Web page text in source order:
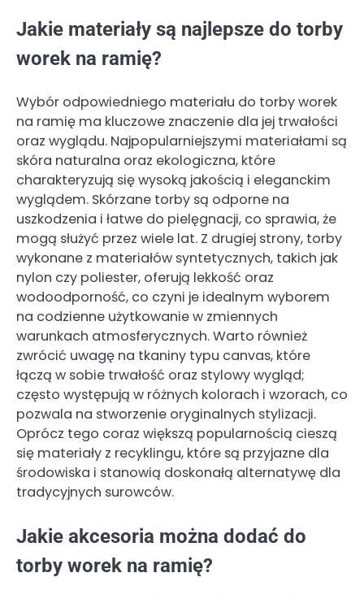
Jakie materiały są najlepsze do torby
worek na ramię?
Wybór odpowiedniego materiału do torby worek
na ramię ma kluczowe znaczenie dla jej trwałości
oraz wyglądu. Najpopularniejszymi materiałami są
skóra naturalna oraz ekologiczna, które
charakteryzują się wysoką jakością i eleganckim
wyglądem. Skórzane torby są odporne na
uszkodzenia i łatwe do pielęgnacji, co sprawia, że
mogą służyć przez wiele lat. Z drugiej strony, torby
wykonane z materiałów syntetycznych, takich jak
nylon czy poliester, oferują lekkość oraz
wodoodporność, co czyni je idealnym wyborem
na codzienne użytkowanie w zmiennych
warunkach atmosferycznych. Warto również
zwrócić uwagę na tkaniny typu canvas, które
łączą w sobie trwałość oraz stylowy wygląd;
często występują w różnych kolorach i wzorach, co
pozwala na stworzenie oryginalnych stylizacji.
Oprócz tego coraz większą popularnością cieszą
się materiały z recyklingu, które są przyjazne dla
środowiska i stanowią doskonałą alternatywę dla
tradycyjnych surowców.
Jakie akcesoria można dodać do
torby worek na ramię?